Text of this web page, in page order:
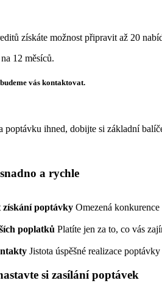
získáte možnost připravit až 20
12 měsíců.
vás kontaktovat.
poptávku ihned, dobijte si základní
a rychle
získání poptávky Omezená
poplatků Platíte jen za to, co vás
Jistota úspěšné realizace poptávky
si zasílání poptávek